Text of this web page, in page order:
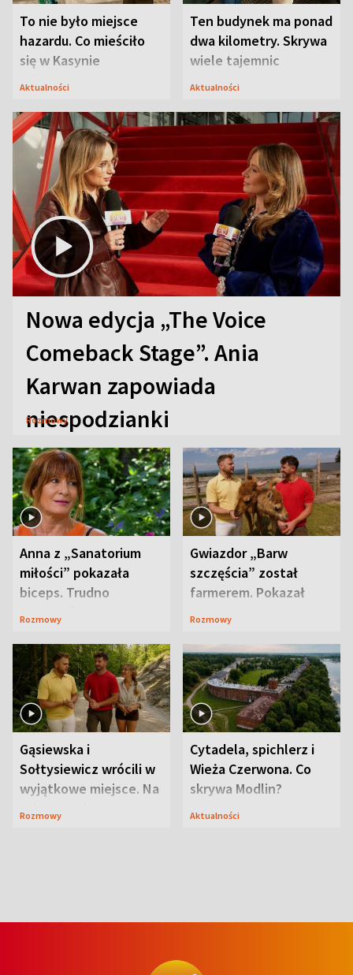
To nie było miejsce
hazardu. Co mieściło
się w Kasynie
Oficerskim?
Aktualności
Ten budynek ma ponad
dwa kilometry. Skrywa
wiele tajemnic
Aktualności
Nowa edycja „The Voice
Comeback Stage”. Ania
Karwan zapowiada
niespodzianki
Rozmowy
Anna z „Sanatorium
miłości” pokazała
biceps. Trudno
uwierzyć, co przeszła
Rozmowy
Gwiazdor „Barw
szczęścia” został
farmerem. Pokazał
swoje niezwykłe
Rozmowy
Gąsiewska i
Sołtysiewicz wrócili w
wyjątkowe miejsce. Na
szlaku czekał
Rozmowy
Cytadela, spichlerz i
Wieża Czerwona. Co
skrywa Modlin?
Aktualności